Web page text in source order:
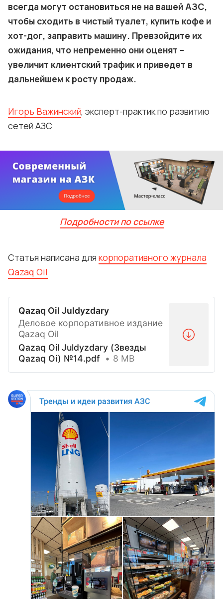
всегда могут остановиться не на вашей АЗС,
чтобы сходить в чистый туалет, купить кофе и
хот-дог, заправить машину. Превзойдите их
ожидания, что непременно они оценят –
увеличит клиентский трафик и приведет в
дальнейшем к росту продаж.
Игорь Важинский, эксперт-практик по развитию
сетей АЗС
Подробности по ссылке
Статья написана для корпоративного журнала
Qazaq Oil
Qazaq Oil Juldyzdary
Деловое корпоративное издание
Qazaq Oil
Qazaq Oil Juldyzdary (Звезды
Qazaq Oi) №14.pdf
8 MB